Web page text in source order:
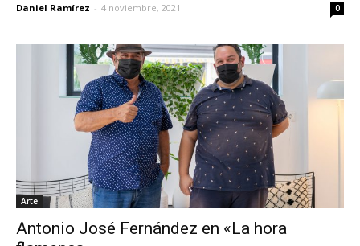
Daniel Ramírez - 4 noviembre, 2021 0
Arte
Antonio José Fernández en «La hora